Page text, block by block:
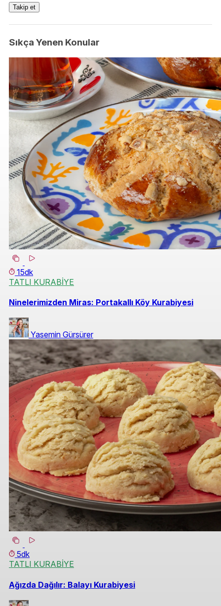
Takip et
Sıkça Yenen Konular
15dk
TATLI KURABİYE
Ninelerimizden Miras: Portakallı Köy Kurabiyesi
Yasemin Gürsürer
5dk
TATLI KURABİYE
Ağızda Dağılır: Balayı Kurabiyesi